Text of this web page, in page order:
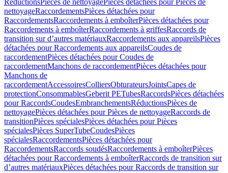
RéductionsPièces de nettoyagePièces détachées pour Pièces de
nettoyageRaccordementsPièces détachées pour
RaccordementsRaccordements à emboîterPièces détachées pour
Raccordements à emboîterRaccordements à griffesRaccords de
transition sur d’autres matériauxRaccordements aux appareilsPièces
détachées pour Raccordements aux appareilsCoudes de
raccordementPièces détachées pour Coudes de
raccordementManchons de raccordementPièces détachées pour
Manchons de
raccordementAccessoiresColliersObturateursJointsCapes de
protectionConsommablesGeberit PETubesRaccordsPièces détachées
pour RaccordsCoudesEmbranchementsRéductionsPièces de
nettoyagePièces détachées pour Pièces de nettoyageRaccords de
transitionPièces spécialesPièces détachées pour Pièces
spécialesPièces SuperTubeCoudesPièces
spécialesRaccordementsPièces détachées pour
RaccordementsRaccords soudésRaccordements à emboîterPièces
détachées pour Raccordements à emboîterRaccords de transition sur
d’autres matériauxPièces détachées pour Raccords de transition sur